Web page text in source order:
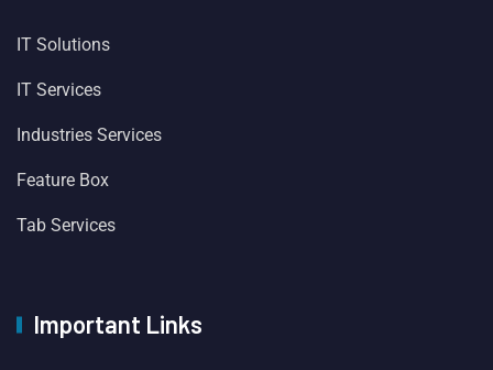
IT Solutions
IT Services
Industries Services
Feature Box
Tab Services
Important Links